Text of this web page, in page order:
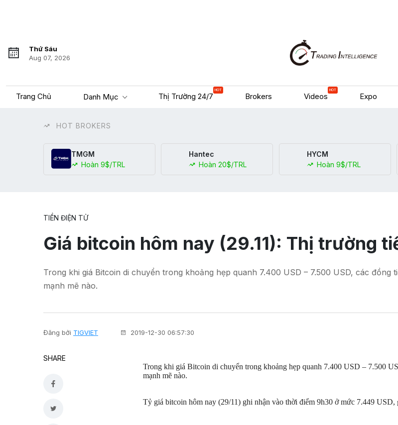
Thứ Sáu
Aug 07, 2026
Trang Chủ Danh Mục Thị Trường 24/7
HOT
Brokers Videos
HOT
Expo
HOT BROKERS
TMGM
Hoàn 9$/TRL
Hantec
Hoàn 20$/TRL
HYCM
Hoàn 9$/TRL
TIỀN ĐIỆN TỬ
Giá bitcoin hôm nay (29.11): Thị trường
Trong khi giá Bitcoin di chuyển trong khoảng hẹp quanh 7.400 USD – 7.500 USD, các
mạnh mẽ nào.
Đăng bởi TIGVIET 2019-12-30 06:57:30
SHARE
Trong khi giá Bitcoin di chuyển trong khoảng hẹp quanh 7.400 USD – 7.500
mạnh mẽ nào.
Tỷ giá bitcoin hôm nay (29/11) ghi nhận vào thời điểm 9h30 ở mức 7.449